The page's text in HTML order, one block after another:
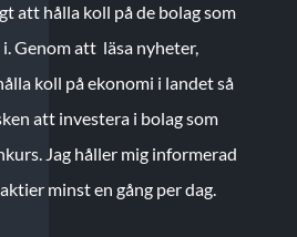
att hålla koll på de bolag som
Genom att läsa nyheter,
koll på ekonomi i landet så
att investera i bolag som
Jag håller mig informerad
minst en gång per dag.